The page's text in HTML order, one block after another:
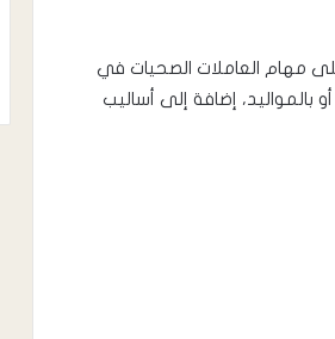
مهام العاملات الصحيات في
إضافة إلى أساليب